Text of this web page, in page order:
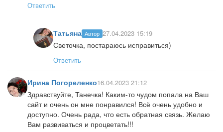
Ответить
Татьяна Автор 27.04.2023 15:19
Светочка, постараюсь исправиться)
Ответить
Ирина Погореленко16.04.2023 21:12
Здравствуйте, Танечка! Каким-то чудом попала на Ваш
сайт и очень он мне понравился! Всё очень удобно и
доступно. Очень рада, что есть обратная связь. Желаю
Вам развиваться и процветать!!!